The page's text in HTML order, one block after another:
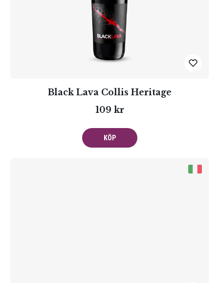
Hennes vision är att göra bästa möjliga viner på druvor både från
egna gårdar och från familjeägda, noga utvalda, odlare i några av
regionens bästa vingårdslägen. Hon eftersträvar alltid extra
syrafräschör och elegans i sina viner för att göra dem ännu bättre
Black Lava Collis Heritage
109 kr
KÖP